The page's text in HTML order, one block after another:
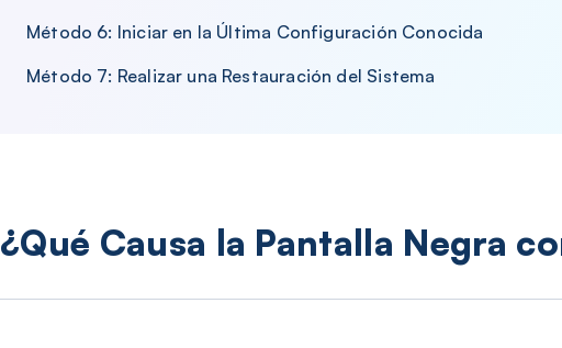
Método 6: Iniciar en la Última Configuración Conocida
Método 7: Realizar una Restauración del Sistema
¿Qué Causa la Pantalla Negra